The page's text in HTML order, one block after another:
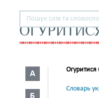
А Огуритися
Словарь